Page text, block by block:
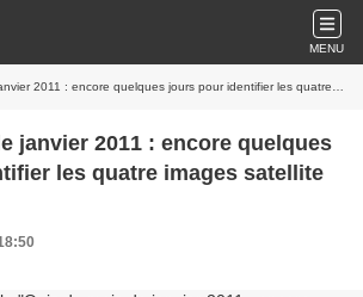
MENU
: encore quelques jours pour identifier les quatre images satellite mystère
janvier 2011 : encore quelques
les quatre images satellite